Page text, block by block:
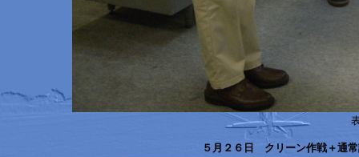
５月２６日 クリーン作戦＋